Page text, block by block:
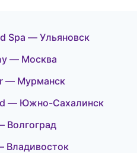
Spa — Ульяновск
— Москва
— Мурманск
— Южно-Сахалинск
Волгоград
Владивосток